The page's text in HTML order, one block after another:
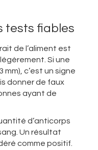
tests fiables
de l’aliment est
Si une
c’est un signe
donner de faux
ayant de
d’anticorps
Un résultat
comme positif.